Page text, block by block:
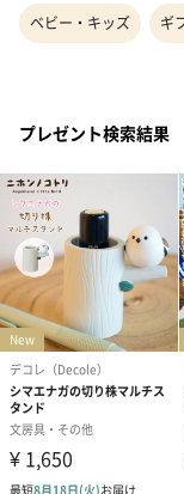
ベビー・キッズ ギ
プレゼント検索結果